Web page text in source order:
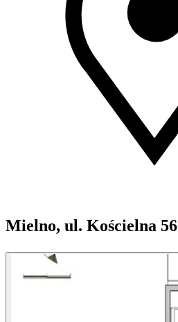
Mielno, ul. Kościelna 56